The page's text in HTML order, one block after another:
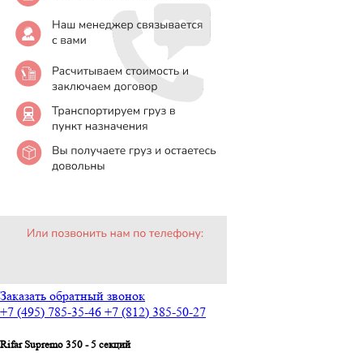
Заказать обратный звонок
+7 (495) 785-35-46 +7 (812) 385-50-27
Rifar Supremo 350 - 5 секций